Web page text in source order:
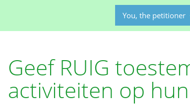
You, the petitioner
Geef RUIG
activiteiten op